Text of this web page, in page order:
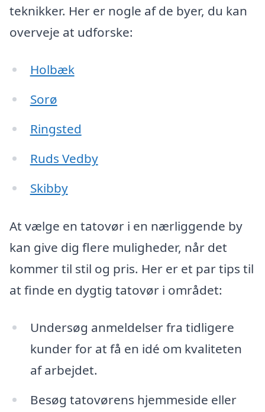
teknikker. Her er nogle af de byer, du kan
overveje at udforske:
Holbæk
Sorø
Ringsted
Ruds Vedby
Skibby
At vælge en tatovør i en nærliggende by
kan give dig flere muligheder, når det
kommer til stil og pris. Her er et par tips til
at finde en dygtig tatovør i området:
Undersøg anmeldelser fra tidligere
kunder for at få en idé om kvaliteten
af arbejdet.
Besøg tatovørens hjemmeside eller